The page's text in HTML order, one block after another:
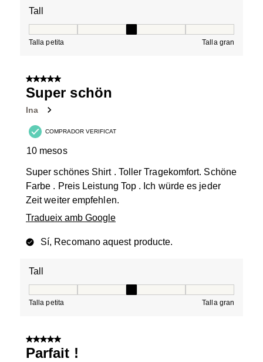
Tall
Talla petita Talla gran
5 de 5 estrelles.
Super schön
Ina
COMPRADOR VERIFICAT
10 mesos
Super schönes Shirt . Toller Tragekomfort. Schöne
Farbe . Preis Leistung Top . Ich würde es jeder
Zeit weiter empfehlen.
Tradueix amb Google
Sí, Recomano aquest producte.
Tall
Talla petita Talla gran
5 de 5 estrelles.
Parfait !